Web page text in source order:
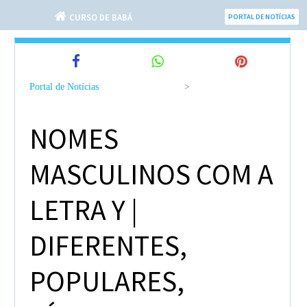
CURSO DE BABÁ PORTAL DE NOTÍCIAS
Portal de Notícias >
NOMES
MASCULINOS COM A
LETRA Y |
DIFERENTES,
POPULARES,